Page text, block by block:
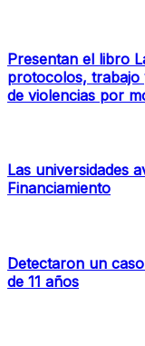
Presentan el libro
protocolos, trabajo
de violencias por
Las universidades
Financiamiento
Detectaron un
de 11 años